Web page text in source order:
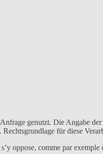
genutzt. Die Angabe
für diese
oppose, comme par